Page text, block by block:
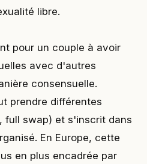
libre.
pour un couple à avoir
avec d'autres
consensuelle.
prendre différentes
full swap) et s'inscrit dans
En Europe, cette
en plus encadrée par